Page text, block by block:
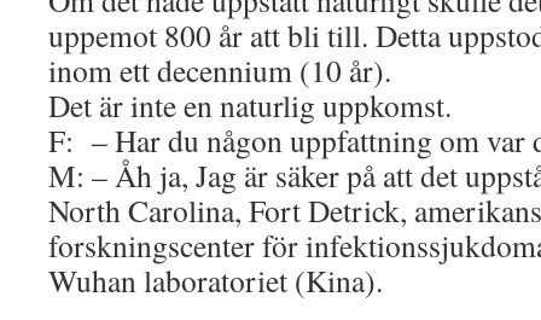
uppemot 800 år att bli till. Detta
inom ett decennium (10 år).
Det är inte en naturlig uppkomst.
F: – Har du någon uppfattning om var
M: – Åh ja, Jag är säker på att det
North Carolina, Fort Detrick,
forskningscenter för
Wuhan laboratoriet (Kina).